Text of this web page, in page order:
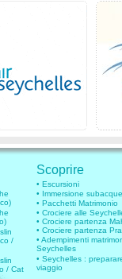
/
/ Cat
Scoprire
• Escursioni
• Immersione
• Pacchetti Matrimonio
• Crociere alle
• Crociere partenza
• Crociere partenza
• Adempimenti
Seychelles
• Seychelles :
viaggio